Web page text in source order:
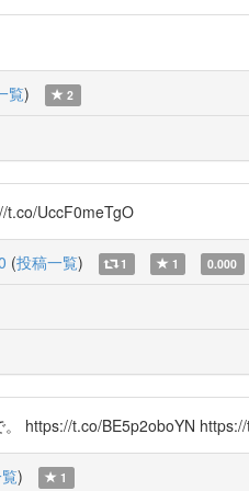
覧) 2
UccF0meTgO
(投稿一覧) 1 1 0.000
https://t.co/BE5p2oboYN
) 1